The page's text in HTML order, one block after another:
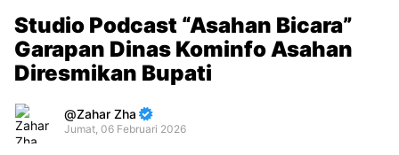
Studio Podcast “Asahan Bicara”
Garapan Dinas Kominfo Asahan
Diresmikan Bupati
Zahar Zha
Jumat, 06 Februari 2026